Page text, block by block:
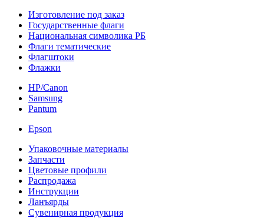
Изготовление под заказ
Государственные флаги
Национальная символика РБ
Флаги тематические
Флагштоки
Флажки
HP/Canon
Samsung
Pantum
Epson
Упаковочные материалы
Запчасти
Цветовые профили
Распродажа
Инструкции
Ланъярды
Сувенирная продукция